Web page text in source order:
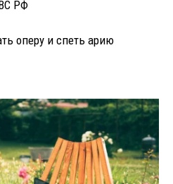
РФ
оперу и спеть арию